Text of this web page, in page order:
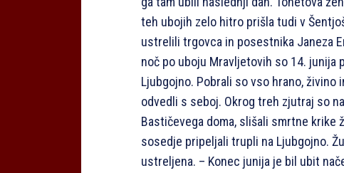
teh ubojih zelo hitro prišla tudi v
ustrelili trgovca in posestnika Janeza
noč po uboju Mravljetovih so 14. junija
Ljubgojno. Pobrali so vso hrano, živino
odvedli s seboj. Okrog treh zjutraj so
Bastičevega doma, slišali smrtne krike
sosedje pripeljali trupli na Ljubgojno.
ustreljena. – Konec junija je bil ubit